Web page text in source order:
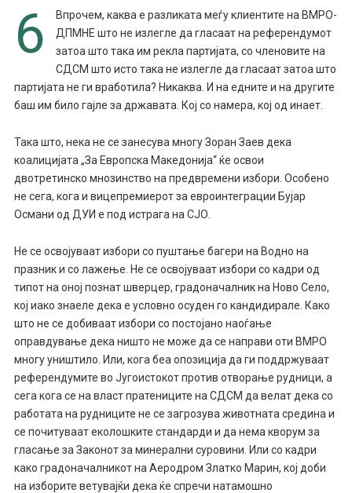
6
Впрочем, каква е разликата меѓу клиентите на ВМРО-
ДПМНЕ што не излегле да гласаат на референдумот
затоа што така им рекла партијата, со членовите на
СДСМ што исто така не излегле да гласаат затоа што
партијата не ги вработила? Никаква. И на едните и на другите
баш им било гајле за државата. Кој со намера, кој од инает.
Така што, нека не се занесува многу Зоран Заев дека
коалицијата „За Европска Македонија“ ќе освои
двотретинско мнозинство на предвремени избори. Особено
не сега, кога и вицепремиерот за евроинтеграции Бујар
Османи од ДУИ е под истрага на СЈО.
Не се освојуваат избори со пуштање багери на Водно на
празник и со лажење. Не се освојуваат избори со кадри од
типот на оној познат шверцер, градоначалник на Ново Село,
кој иако знаеле дека е условно осуден го кандидирале. Како
што не се добиваат избори со постојано наоѓање
оправдување дека ништо не може да се направи оти ВМРО
многу уништило. Или, кога беа опозиција да ги поддржуваат
референдумите во Југоистокот против отворање рудници, а
сега кога се на власт пратениците на СДСМ да велат дека со
работата на рудниците не се загрозува животната средина и
се почитуваат еколошките стандарди и да нема кворум за
гласање за Законот за минерални суровини. Или со кадри
како градоначалникот на Аеродром Златко Марин, кој доби
на изборите ветувајќи дека ќе спречи натамошно